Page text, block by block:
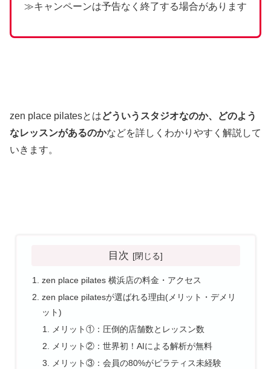
≫キャンペーンは予告なく終了する場合があります
zen place pilatesとはどういうスタジオなのか、どのよう
なレッスンがあるのかなどを詳しくわかりやすく解説して
いきます。
目次
zen place pilates 横浜店の料金・アクセス
zen place pilatesが選ばれる理由(メリット・デメリ
ット)
メリット①：圧倒的店舗数とレッスン数
メリット②：世界初！AIによる解析が無料
メリット③：会員の80%がピラティス未経験